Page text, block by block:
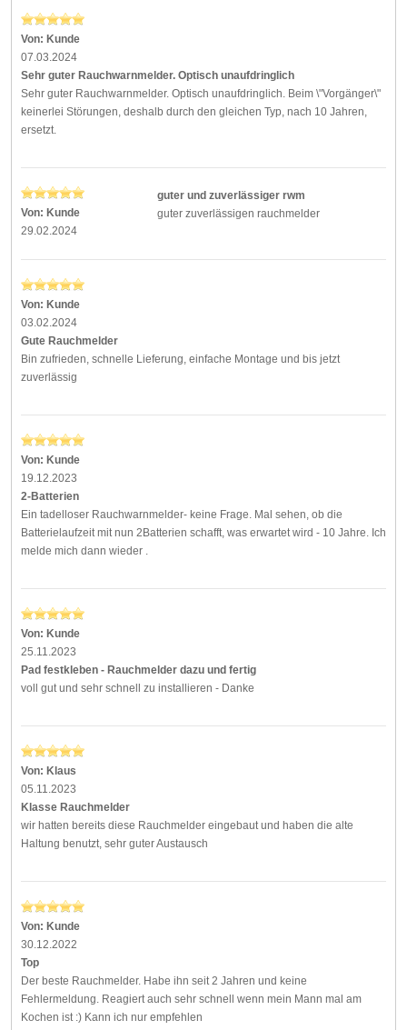
Von: Kunde
07.03.2024
Sehr guter Rauchwarnmelder. Optisch unaufdringlich
Sehr guter Rauchwarnmelder. Optisch unaufdringlich. Beim \"Vorgänger\"
keinerlei Störungen, deshalb durch den gleichen Typ, nach 10 Jahren,
ersetzt.
Von: Kunde
29.02.2024
guter und zuverlässiger rwm
guter zuverlässigen rauchmelder
Von: Kunde
03.02.2024
Gute Rauchmelder
Bin zufrieden, schnelle Lieferung, einfache Montage und bis jetzt
zuverlässig
Von: Kunde
19.12.2023
2-Batterien
Ein tadelloser Rauchwarnmelder- keine Frage. Mal sehen, ob die
Batterielaufzeit mit nun 2Batterien schafft, was erwartet wird - 10 Jahre. Ich
melde mich dann wieder .
Von: Kunde
25.11.2023
Pad festkleben - Rauchmelder dazu und fertig
voll gut und sehr schnell zu installieren - Danke
Von: Klaus
05.11.2023
Klasse Rauchmelder
wir hatten bereits diese Rauchmelder eingebaut und haben die alte
Haltung benutzt, sehr guter Austausch
Von: Kunde
30.12.2022
Top
Der beste Rauchmelder. Habe ihn seit 2 Jahren und keine
Fehlermeldung. Reagiert auch sehr schnell wenn mein Mann mal am
Kochen ist :) Kann ich nur empfehlen